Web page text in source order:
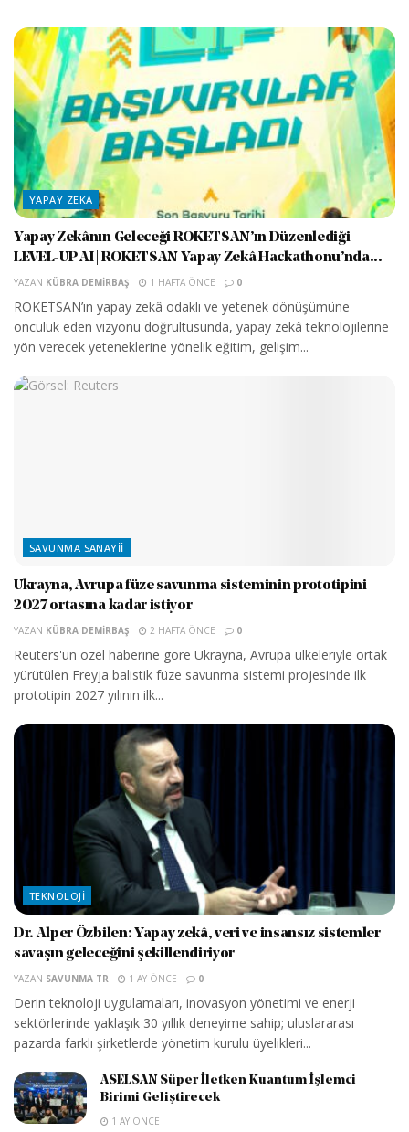
YAPAY ZEKA
Yapay Zekânın Geleceği ROKETSAN’ın Düzenlediği
LEVEL-UP AI | ROKETSAN Yapay Zekâ Hackathonu’nda...
YAZAN KÜBRA DEMIRBAŞ 1 HAFTA ÖNCE 0
ROKETSAN’ın yapay zekâ odaklı ve yetenek dönüşümüne
öncülük eden vizyonu doğrultusunda, yapay zekâ teknolojilerine
yön verecek yeteneklerine yönelik eğitim, gelişim...
SAVUNMA SANAYII
Ukrayna, Avrupa füze savunma sisteminin prototipini
2027 ortasına kadar istiyor
YAZAN KÜBRA DEMIRBAŞ 2 HAFTA ÖNCE 0
Reuters'un özel haberine göre Ukrayna, Avrupa ülkeleriyle ortak
yürütülen Freyja balistik füze savunma sistemi projesinde ilk
prototipin 2027 yılının ilk...
TEKNOLOJI
Dr. Alper Özbilen: Yapay zekâ, veri ve insansız sistemler
savaşın geleceğini şekillendiriyor
YAZAN SAVUNMA TR 1 AY ÖNCE 0
Derin teknoloji uygulamaları, inovasyon yönetimi ve enerji
sektörlerinde yaklaşık 30 yıllık deneyime sahip; uluslararası
pazarda farklı şirketlerde yönetim kurulu üyelikleri...
ASELSAN Süper İletken Kuantum İşlemci
Birimi Geliştirecek
1 AY ÖNCE